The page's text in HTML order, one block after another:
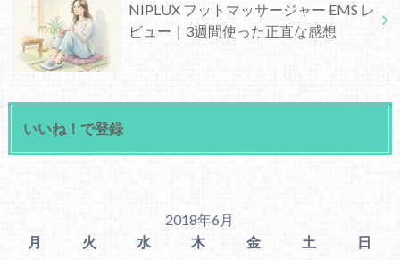
NIPLUX フットマッサージャー EMS レ
ビュー｜3週間使った正直な感想
いいね！で登録
2018年6月
月
火 水 木 金 土
日